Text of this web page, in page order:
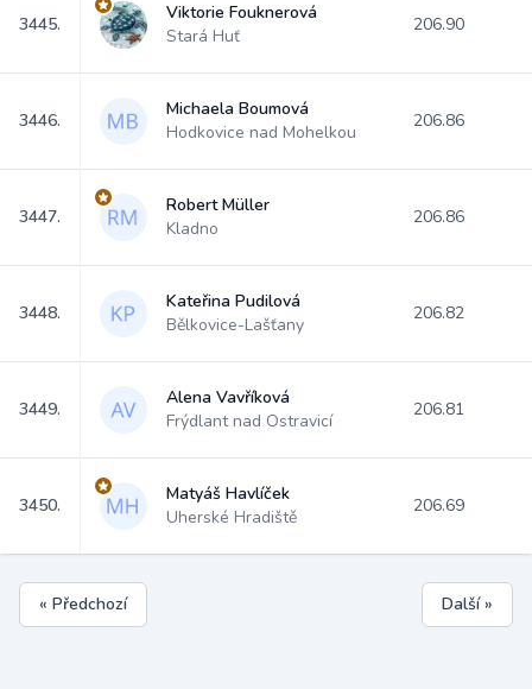
3445.
Viktorie Fouknerová
Stará Huť
206.90
3446.
Michaela Boumová
Hodkovice nad Mohelkou
206.86
3447.
Robert Müller
Kladno
206.86
3448.
Kateřina Pudilová
Bělkovice-Lašťany
206.82
3449.
Alena Vavříková
Frýdlant nad Ostravicí
206.81
3450.
Matyáš Havlíček
Uherské Hradiště
206.69
« Předchozí Další »